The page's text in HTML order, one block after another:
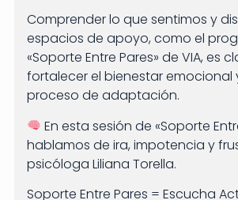
Comprender lo que sentimos y
espacios de apoyo, como el
«Soporte Entre Pares» de VIA, es
fortalecer el bienestar emocional
proceso de adaptación.
En esta sesión de «Soporte
hablamos de ira, impotencia y
psicóloga Liliana Torella.
Soporte Entre Pares = Escucha